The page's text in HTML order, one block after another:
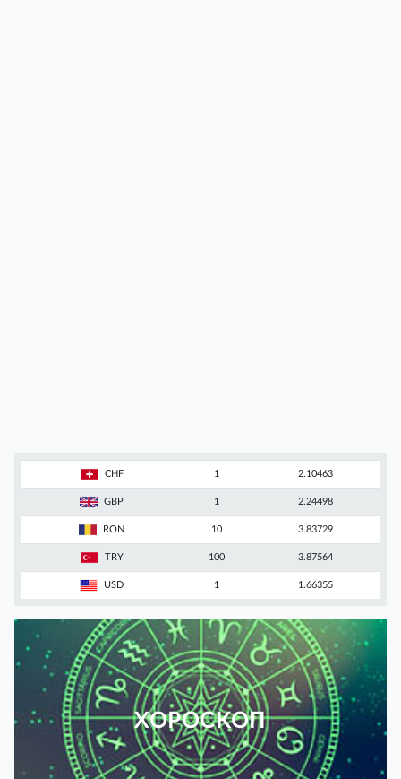
CHF 1 2.10463
GBP 1 2.24498
RON 10 3.83729
TRY 100 3.87564
USD 1 1.66355
ХОРОСКОП